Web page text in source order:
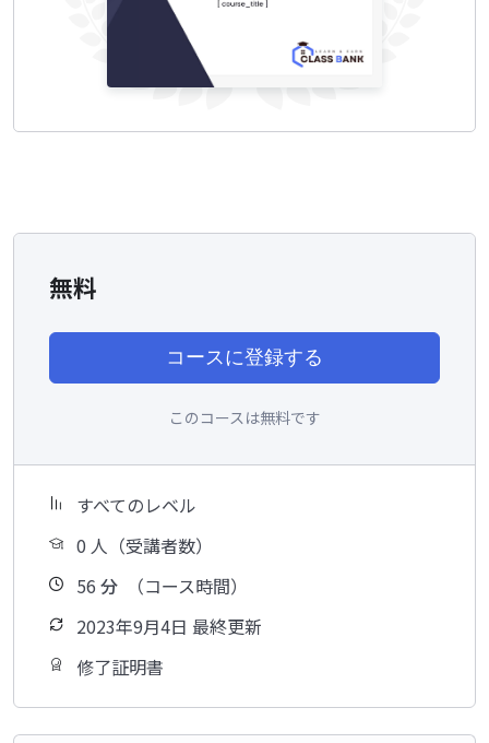
無料
コースに登録する
このコースは無料です
すべてのレベル
0 人（受講者数）
56 分
（コース時間）
2023年9月4日 最終更新
修了証明書